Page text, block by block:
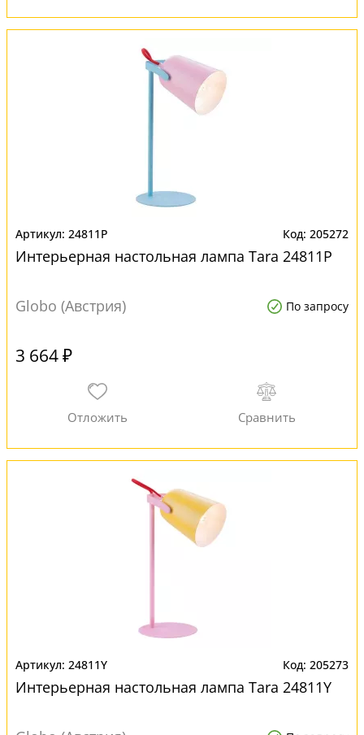
24811P 205272
Интерьерная настольная лампа Tara 24811P
Globo (Австрия) По запросу
3 664 ₽
24811Y 205273
Интерьерная настольная лампа Tara 24811Y